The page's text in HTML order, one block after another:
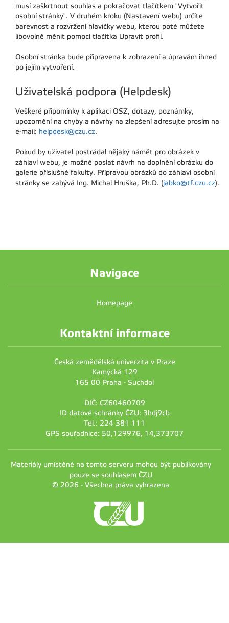
musí zaškrtnout souhlas a pokračovat tlačítkem "Vytvořit
osobní stránky". V druhém kroku (Nastavení webu) určíte
barevnost a rozvržení hlavičky webu, kterou poté můžete
libovolně měnit pomocí tlačítka Upravit profil.
Osobní stránka bude připravena k zobrazení a úpravám ihned
po jejím vytvoření.
Uživatelská podpora (Helpdesk)
Veškeré připomínky k aplikaci OSZ, dotazy, poznámky,
upozornění na chyby a návrhy na zlepšení adresujte prosím na
e-mail: helpdesk@czu.cz.
Pokud by uživatel postrádal nějaký námět pro obrázek v
záhlaví webu, je možné poslat návrh na doplnění obrázku do
galerie příslušné fakulty. Přípravou obrázků do záhlaví osobní
stránky se zabývá Ing. Michal Hruška, Ph.D. (jabko@tf.czu.cz).
Navigace
Homepage
Kontaktní informace
Česká zemědělská univerzita v Praze
Kamýcká 129
165 00 Praha - Suchdol
DIČ: CZ60460709
ID datové schránky ČZU: 3hdj9cb
Tel.: 224 381 111
GPS souřadnice: 50,129976, 14,373707
Materiály umístěné na tomto serveru mohou být publikovány
pouze se souhlasem ČZU
© 2026 - Všechna práva vyhrazena